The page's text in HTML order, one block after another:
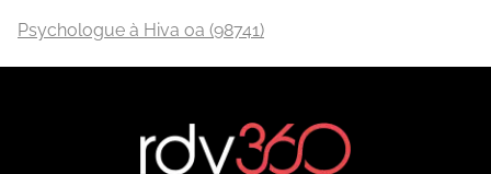
Psychologue à Hiva oa (98741)